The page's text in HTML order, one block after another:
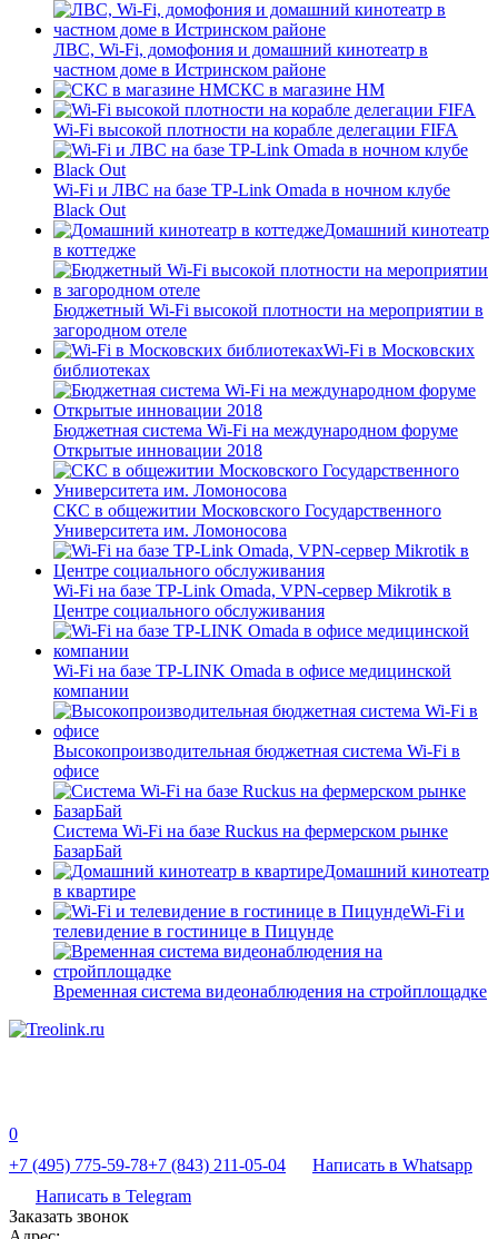
ЛВС, Wi-Fi, домофония и домашний кинотеатр в
частном доме в Истринском районе
СКС в магазине HM
Wi-Fi высокой плотности на корабле делегации FIFA
Wi-Fi и ЛВС на базе TP-Link Omada в ночном клубе
Black Out
Домашний кинотеатр
в коттедже
Бюджетный Wi-Fi высокой плотности на мероприятии в
загородном отеле
Wi-Fi в Московских
библиотеках
Бюджетная система Wi-Fi на международном форуме
Открытые инновации 2018
СКС в общежитии Московского Государственного
Университета им. Ломоносова
Wi-Fi на базе TP-Link Omada, VPN-сервер Mikrotik в
Центре социального обслуживания
Wi-Fi на базе TP-LINK Omada в офисе медицинской
компании
Высокопроизводительная бюджетная система Wi-Fi в
офисе
Система Wi-Fi на базе Ruckus на фермерском рынке
БазарБай
Домашний кинотеатр
в квартире
Wi-Fi и
телевидение в гостинице в Пицунде
Временная система видеонаблюдения на стройплощадке
0
+7 (495) 775-59-78+7 (843) 211-05-04
Написать в Whatsapp
Написать в Telegram
Заказать звонок